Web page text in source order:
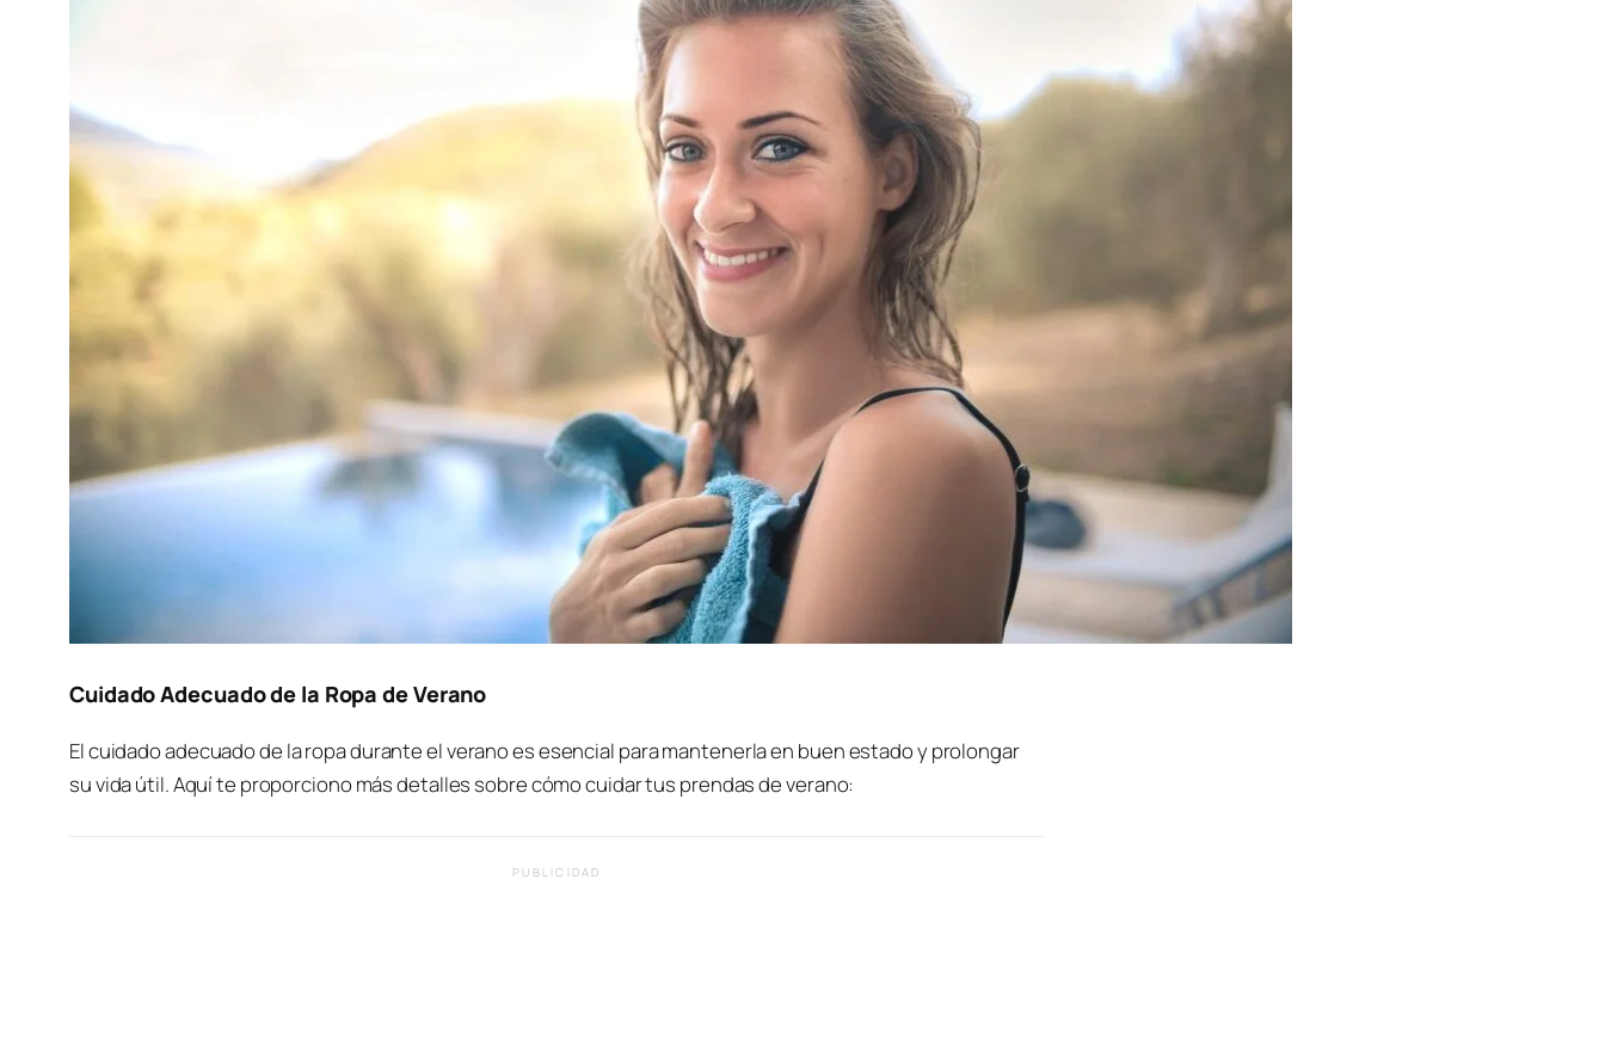
Cuidado Adecuado de la Ropa de Verano
El cuidado adecuado de la ropa durante el verano es esencial para mantenerla en buen estado y prolongar
su vida útil. Aquí te proporciono más detalles sobre cómo cuidar tus prendas de verano:
PUBLICIDAD